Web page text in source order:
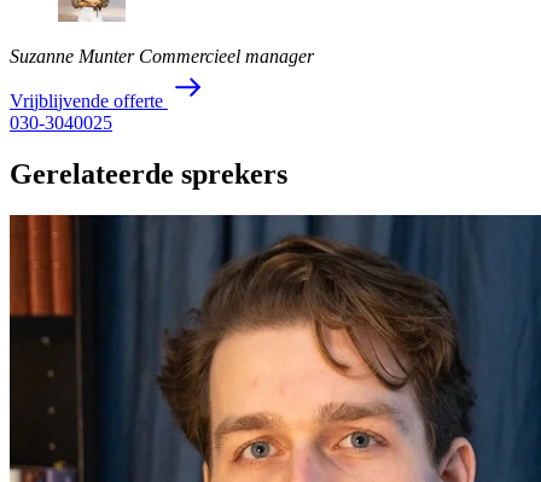
Suzanne Munter Commercieel manager
Vrijblijvende offerte
030-3040025
Gerelateerde sprekers